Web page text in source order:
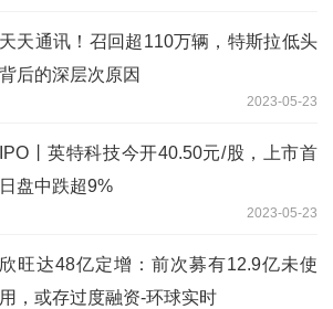
天天通讯！召回超110万辆，特斯拉低头
背后的深层次原因
2023-05-23
IPO丨英特科技今开40.50元/股，上市首
日盘中跌超9%
2023-05-23
欣旺达48亿定增：前次募有12.9亿未使
用，或存过度融资-环球实时